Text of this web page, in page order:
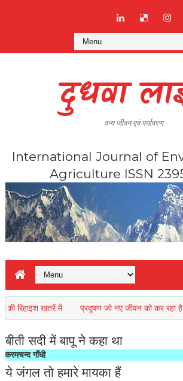
दुधवा
वन्य जीवन एवं पर्यावरण
International Journal of
Agriculture ISSN
खतरें में प्रदूषण जो नए जीवन को कर रहा है
बीती सदी में बापू ने कहा था
ये जंगल तो हमारे मायका हैं